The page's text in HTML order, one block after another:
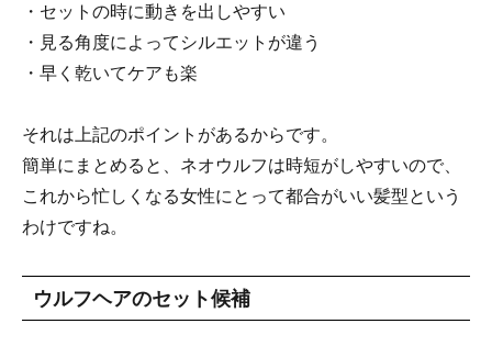
・セットの時に動きを出しやすい
・見る角度によってシルエットが違う
・早く乾いてケアも楽
それは上記のポイントがあるからです。
簡単にまとめると、ネオウルフは時短がしやすいので、
これから忙しくなる女性にとって都合がいい髪型という
わけですね。
ウルフヘアのセット候補